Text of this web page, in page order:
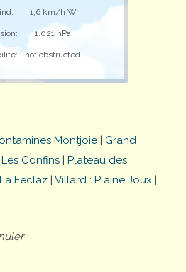
1,6 km/h W
1.021 hPa
not obstructed
Montjoie | Grand
Confins | Plateau des
La Feclaz | Villard : Plaine Joux |